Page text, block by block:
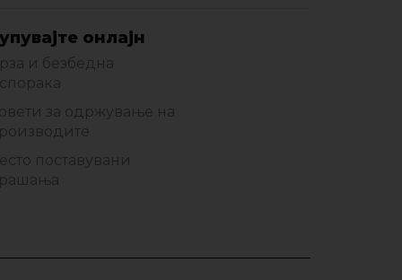
онлајн
и безбедна
за одржување на
поставувани